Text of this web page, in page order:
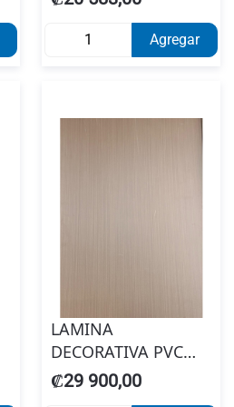
CALACATA 122 X
2.44 3MM KL8025
Agregar
LAMINA
DECORATIVA PVC
ROBLE OSCURO
BAMBOO
₡29 900,00